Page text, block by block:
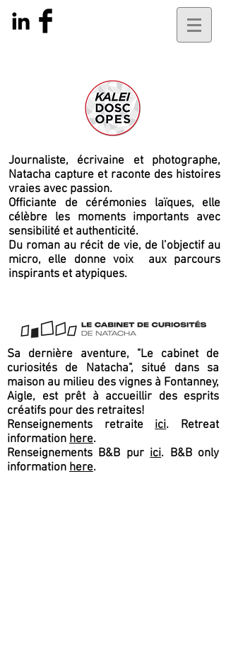
Journaliste, écrivaine et photographe,
Natacha capture et raconte des histoires
vraies avec passion.
Officiante de cérémonies laïques, elle
célèbre les moments importants avec
sensibilité et authenticité.
Du roman au récit de vie, de l’objectif au
micro, elle donne voix aux parcours
inspirants et atypiques.
Sa dernière aventure, "Le cabinet de
curiosités de Natacha", situé dans sa
maison au milieu des vignes à Fontanney,
Aigle, est prêt à accueillir des esprits
créatifs pour des retraites!
Renseignements retraiteici. Retreat
information here.
Renseignements B&B purici. B&B only
information here.